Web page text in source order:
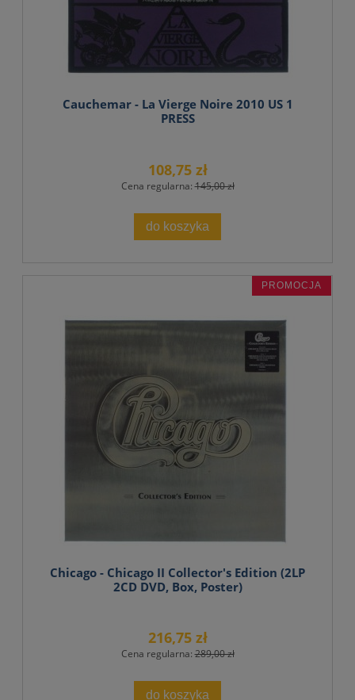
Cauchemar - La Vierge Noire 2010 US 1
PRESS
108,75 zł
Cena regularna:145,00 zł
do koszyka
Chicago - Chicago II Collector's Edition (2LP
2CD DVD, Box, Poster)
216,75 zł
Cena regularna:289,00 zł
do koszyka
PROMOCJA